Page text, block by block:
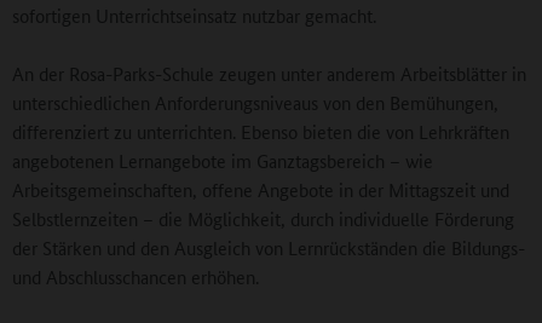
sofortigen Unterrichtseinsatz nutzbar gemacht.
An der Rosa-Parks-Schule zeugen unter anderem Arbeitsblätter in
unterschiedlichen Anforderungsniveaus von den Bemühungen,
differenziert zu unterrichten. Ebenso bieten die von Lehrkräften
angebotenen Lernangebote im Ganztagsbereich – wie
Arbeitsgemeinschaften, offene Angebote in der Mittagszeit und
Selbstlernzeiten – die Möglichkeit, durch individuelle Förderung
der Stärken und den Ausgleich von Lernrückständen die Bildungs-
und Abschlusschancen erhöhen.